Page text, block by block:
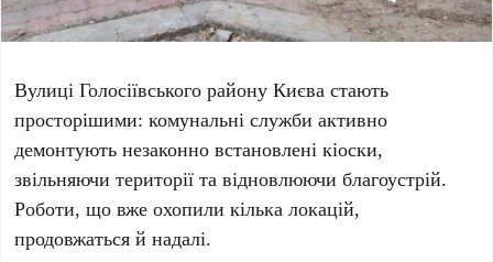
ВулиціГолосіївського району Києва стають
просторішими: комунальні служби активно
демонтують незаконно встановлені кіоски,
звільняючи території та відновлюючи благоустрій.
Роботи, що вже охопили кілька локацій,
продовжаться й надалі.